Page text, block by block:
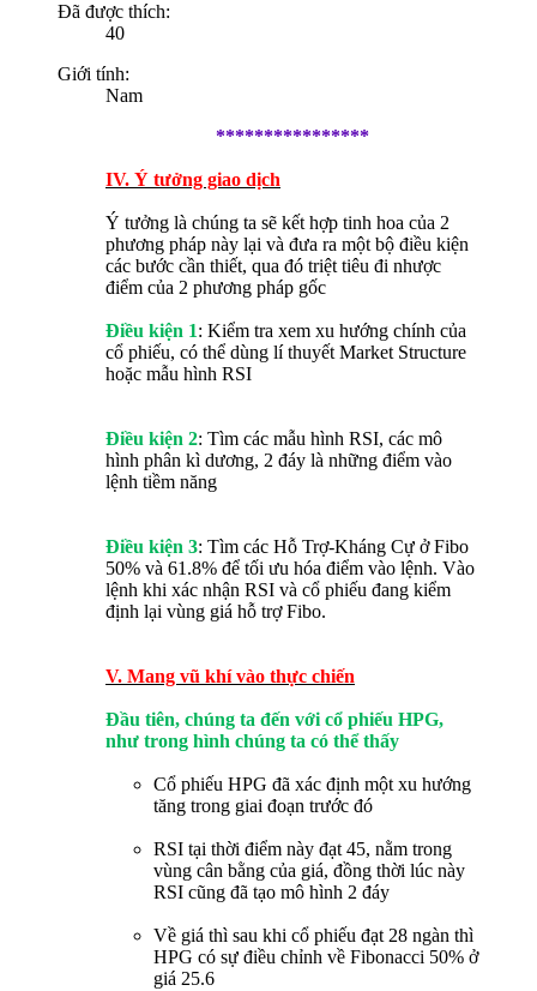
Đã được thích:
40
Giới tính:
Nam
****************
IV. Ý tưởng giao dịch
Ý tưởng là chúng ta sẽ kết hợp tinh hoa của 2
phương pháp này lại và đưa ra một bộ điều kiện
các bước cần thiết, qua đó triệt tiêu đi nhược
điểm của 2 phương pháp gốc
Điều kiện 1: Kiểm tra xem xu hướng chính của
cổ phiếu, có thể dùng lí thuyết Market Structure
hoặc mẫu hình RSI
Điều kiện 2: Tìm các mẫu hình RSI, các mô
hình phân kì dương, 2 đáy là những điểm vào
lệnh tiềm năng
Điều kiện 3: Tìm các Hỗ Trợ-Kháng Cự ở Fibo
50% và 61.8% để tối ưu hóa điểm vào lệnh. Vào
lệnh khi xác nhận RSI và cổ phiếu đang kiểm
định lại vùng giá hỗ trợ Fibo.
V. Mang vũ khí vào thực chiến
Đầu tiên, chúng ta đến với cổ phiếu HPG,
như trong hình chúng ta có thể thấy
Cổ phiếu HPG đã xác định một xu hướng
tăng trong giai đoạn trước đó
RSI tại thời điểm này đạt 45, nằm trong
vùng cân bằng của giá, đồng thời lúc này
RSI cũng đã tạo mô hình 2 đáy
Về giá thì sau khi cổ phiếu đạt 28 ngàn thì
HPG có sự điều chỉnh về Fibonacci 50% ở
giá 25.6